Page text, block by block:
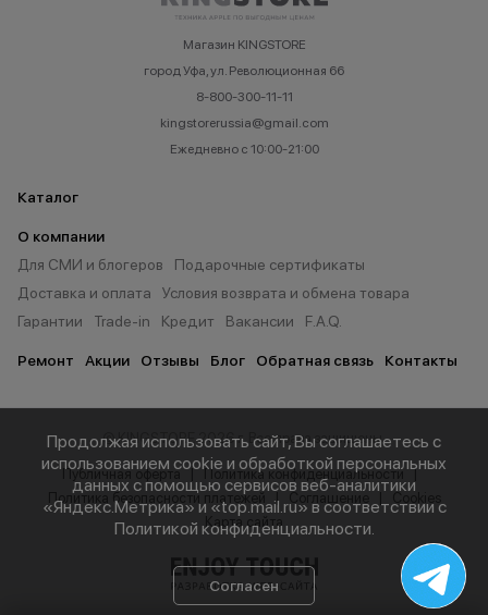
Магазин KINGSTORE
город Уфа, ул. Революционная 66
8-800-300-11-11
kingstorerussia@gmail.com
Ежедневно с 10:00-21:00
Каталог
О компании
Для СМИ и блогеров
Подарочные сертификаты
Доставка и оплата
Условия возврата и обмена товара
Гарантии
Trade-in Кредит Вакансии F.A.Q.
Ремонт Акции Отзывы Блог Обратная связь Контакты
© KINGSTORE 2026 г. Все права защищены.
Публичная оферта
Политика конфиденциальности
Политика безопасности платежей
Карта сайта
Продолжая использовать сайт, Вы соглашаетесь с
использованием cookie и обработкой персональных
данных с помощью сервисов веб-аналитики
«Яндекс.Метрика» и «top.mail.ru» в соответствии с
Политикой конфиденциальности.
Согласен